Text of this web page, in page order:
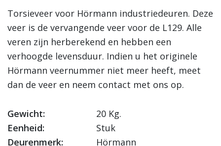
Torsieveer voor Hörmann industriedeuren. Deze
veer is de vervangende veer voor de L129. Alle
veren zijn herberekend en hebben een
verhoogde levensduur. Indien u het originele
Hörmann veernummer niet meer heeft, meet
dan de veer en neem contact met ons op.
Gewicht:
20 Kg.
Eenheid:
Stuk
Deurenmerk:
Hörmann